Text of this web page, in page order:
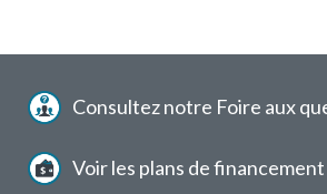
Menu
pied
page
Consultez notre Foire aux
Voir les plans de financement